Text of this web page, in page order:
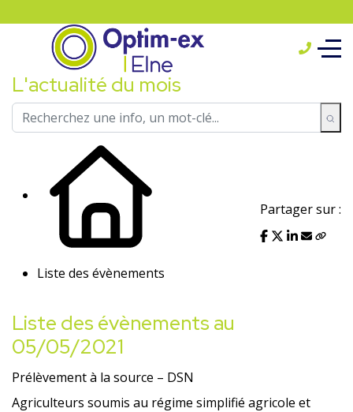
L'actualité du mois
Liste des évènements
Partager sur :
Liste des évènements au
05/05/2021
Prélèvement à la source – DSN
Agriculteurs soumis au régime simplifié agricole et